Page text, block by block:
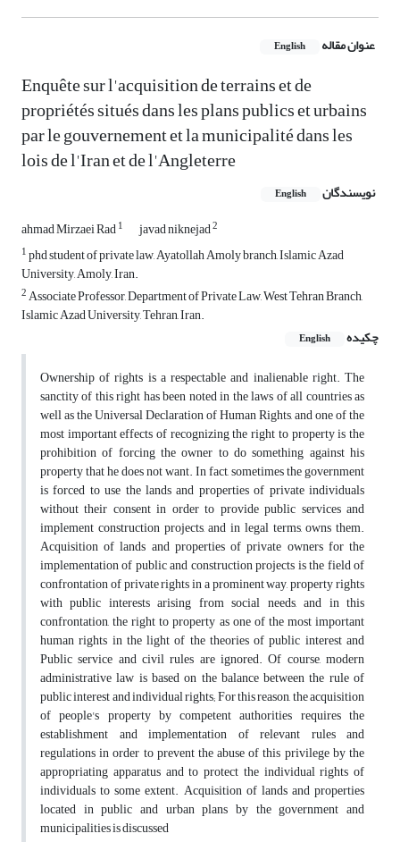
عنوان مقاله English
Enquête sur l'acquisition de terrains et de
propriétés situés dans les plans publics et urbains
par le gouvernement et la municipalité dans les
lois de l'Iran et de l'Angleterre
نویسندگان English
ahmad Mirzaei Rad1 javad niknejad2
1phd student of private law, Ayatollah Amoly branch, Islamic Azad
University, Amoly, Iran.
2Associate Professor, Department of Private Law, West Tehran Branch,
Islamic Azad University, Tehran, Iran.
چکیده
English
Ownership of rights is a respectable and inalienable right. The
sanctity of this right has been noted in the laws of all countries as
well as the Universal Declaration of Human Rights, and one of the
most important effects of recognizing the right to property is the
prohibition of forcing the owner to do something against his
property that he does not want. In fact, sometimes the government
is forced to use the lands and properties of private individuals
without their consent in order to provide public services and
implement construction projects, and in legal terms, owns them.
Acquisition of lands and properties of private owners for the
implementation of public and construction projects is the field of
confrontation of private rights in a prominent way, property rights
with public interests arising from social needs, and in this
confrontation, the right to property as one of the most important
human rights in the light of the theories of public interest and
Public service and civil rules are ignored. Of course, modern
administrative law is based on the balance between the rule of
public interest and individual rights; For this reason, the acquisition
of people's property by competent authorities requires the
establishment and implementation of relevant rules and
regulations in order to prevent the abuse of this privilege by the
appropriating apparatus and to protect the individual rights of
individuals to some extent. Acquisition of lands and properties
located in public and urban plans by the government and
municipalities is discussed